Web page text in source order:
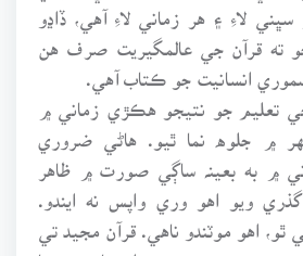
لاءِ ۽ هر زماني لاءِ آهي، ڏاڍو
ته قرآن جي عالمگيريت صرف هن
سموري انسانيت جو ڪتاب آهي.
تعليم جو نتيجو هڪڙي زماني ۾
۾ جلوه نما ٿيو. هاڻي ضروري
۾ به بعينہ ساڳي صورت ۾ ظاهر
ويو اهو وري واپس نه ايندو.
اهو موٽندو ناهي. قرآن مجيد تي
جي پهرئين دؤر ۾ اصحابن جيڪا